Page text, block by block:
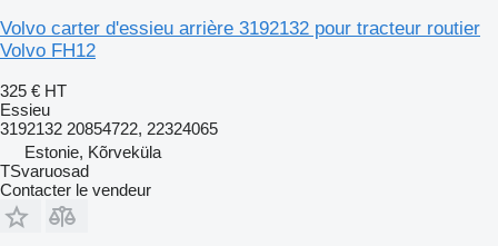
Volvo carter d'essieu arrière 3192132 pour tracteur routier
Volvo FH12
325 € HT
Essieu
3192132 20854722, 22324065
Estonie, Kõrveküla
TSvaruosad
Contacter le vendeur